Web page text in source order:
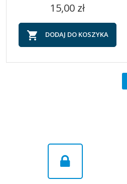
Szybki podgląd
Cena
15,00 zł
 DODAJ DO KOSZYKA